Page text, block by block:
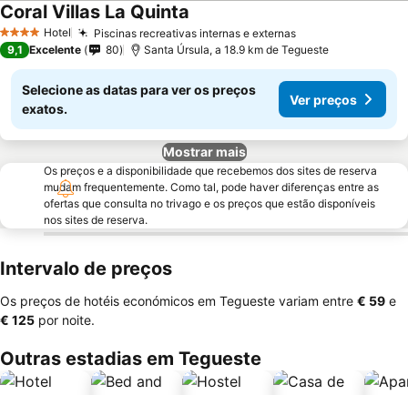
4 EstrelasHotel Piscinas recreativas internas e externas
Coral Villas La Quinta
9,1 Excelente 80 Santa Úrsula, a 18.9 km de Tegueste
Selecione as datas para ver os preços
exatos.
Ver preços
Mostrar mais
Os preços e a disponibilidade que recebemos dos sites de reserva
mudam frequentemente. Como tal, pode haver diferenças entre as
ofertas que consulta no trivago e os preços que estão disponíveis
nos sites de reserva.
Intervalo de preços
Os preços de hotéis económicos em Tegueste variam entre ‎€ 59 e
‎€ 125 por noite.
Outras estadias em Tegueste